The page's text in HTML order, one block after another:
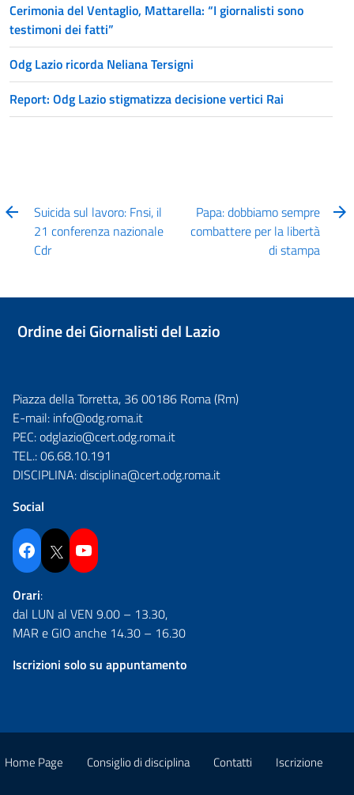
Cerimonia del Ventaglio, Mattarella: “I giornalisti sono
testimoni dei fatti”
Odg Lazio ricorda Neliana Tersigni
Report: Odg Lazio stigmatizza decisione vertici Rai
Suicida sul lavoro: Fnsi, il
21 conferenza nazionale
Cdr
Papa: dobbiamo sempre
combattere per la libertà
di stampa
Ordine dei Giornalisti del Lazio
Piazza della Torretta, 36 00186 Roma (Rm)
E-mail: info@odg.roma.it
PEC:odglazio@cert.odg.roma.it
TEL.:06.68.10.191
DISCIPLINA:disciplina@cert.odg.roma.it
Social
Facebook Twitter YouTube
Orari:
dal LUN al VEN 9.00 – 13.30,
MAR e GIO anche 14.30 – 16.30
Iscrizioni solo su appuntamento
Home Page Consiglio di disciplina Contatti Iscrizione